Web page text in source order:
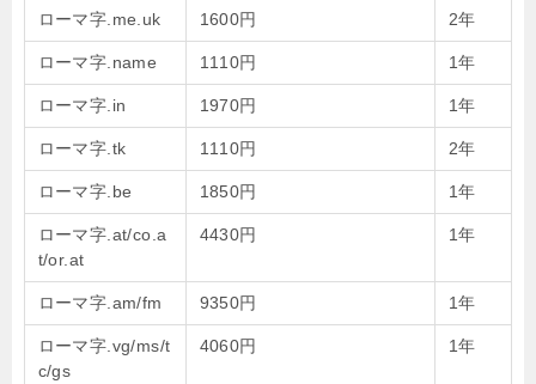
ローマ字.me.uk 1600円 2年
ローマ字.name 1110円 1年
ローマ字.in 1970円 1年
ローマ字.tk 1110円 2年
ローマ字.be 1850円 1年
ローマ字.at/co.a
t/or.at
4430円 1年
ローマ字.am/fm 9350円 1年
ローマ字.vg/ms/t
c/gs
4060円 1年